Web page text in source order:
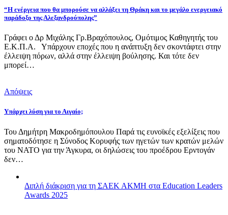
“Η ενέργεια που θα μπορούσε να αλλάξει τη Θράκη και το μεγάλο ενεργειακό
παράδοξο της Αλεξανδρούπολης”
Γράφει ο Δρ Μιχάλης Γρ.Βραχόπουλος, Ομότιμος Καθηγητής του
Ε.Κ.Π.Α. Υπάρχουν εποχές που η ανάπτυξη δεν σκοντάφτει στην
έλλειψη πόρων, αλλά στην έλλειψη βούλησης. Και τότε δεν
μπορεί…
Απόψεις
Υπάρχει λύση για το Αιγαίο;
Του Δημήτρη Μακροδημόπουλου Παρά τις ευνοϊκές εξελίξεις που
σηματοδότησε η Σύνοδος Κορυφής των ηγετών των κρατών μελών
του ΝΑΤΟ για την Άγκυρα, οι δηλώσεις του προέδρου Ερντογάν
δεν…
Διπλή διάκριση για τη ΣΑΕΚ ΑΚΜΗ στα Education Leaders
Awards 2025